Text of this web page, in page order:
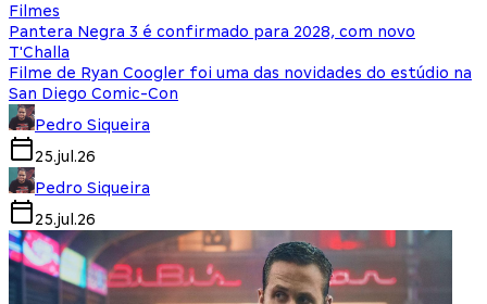
Filmes
Pantera Negra 3 é confirmado para 2028, com novo
T'Challa
Filme de Ryan Coogler foi uma das novidades do estúdio na
San Diego Comic-Con
Pedro Siqueira
25.jul.26
Pedro Siqueira
25.jul.26